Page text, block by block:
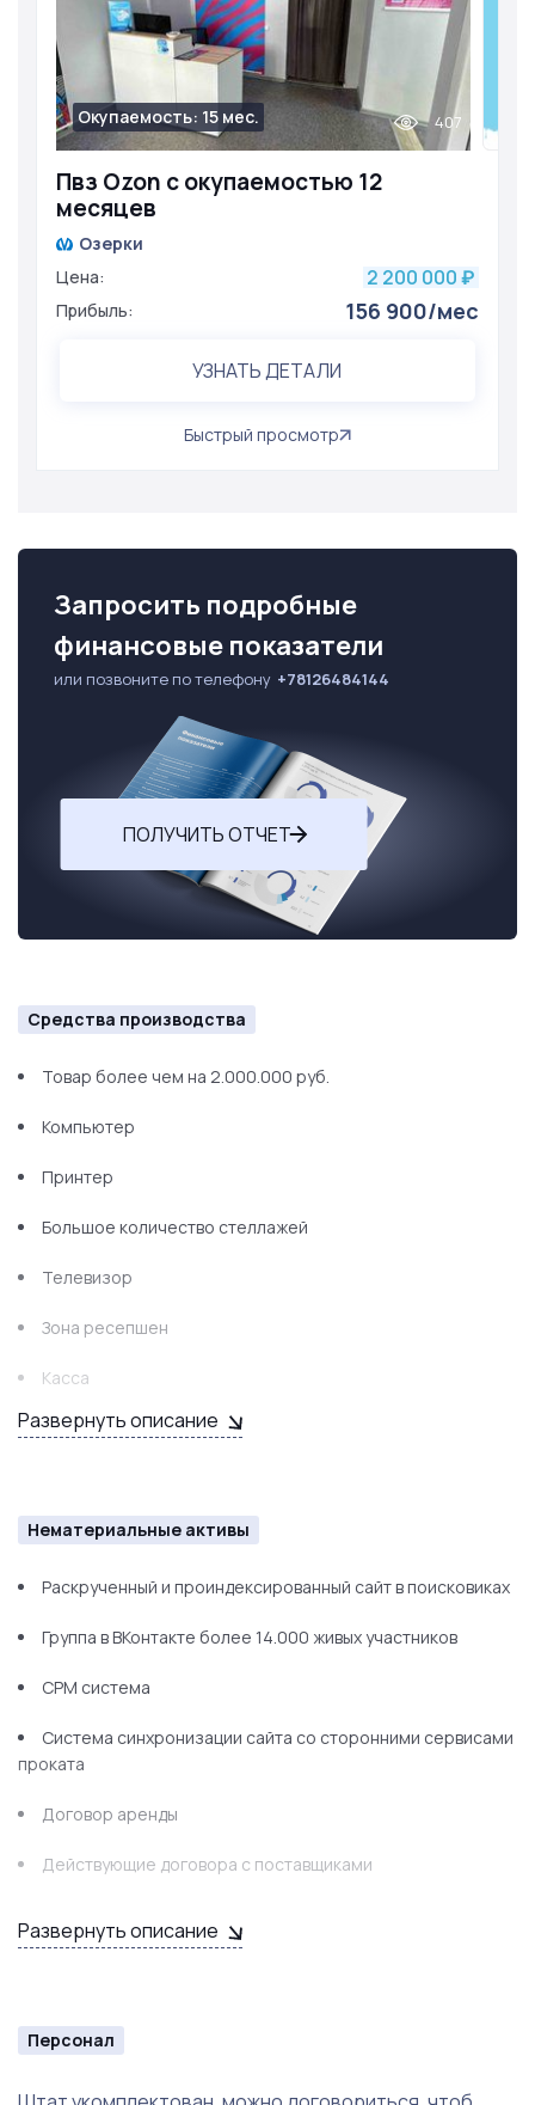
Пвз Ozon с окупаемостью 12
месяцев
Окупаемость: 15 мес. 407
Озерки
Цена:
2 200 000 ₽
Прибыль: 156 900/мес
УЗНАТЬ ДЕТАЛИ
Быстрый просмотр
Запросить подробные
финансовые показатели
или позвоните по телефону +78126484144
ПОЛУЧИТЬ ОТЧЕТ
Средства производства
Товар более чем на 2.000.000 руб.
Компьютер
Принтер
Большое количество стеллажей
Телевизор
Зона ресепшен
Касса
Развернуть описание
Нематериальные активы
Раскрученный и проиндексированный сайт в поисковиках
Группа в ВКонтакте более 14.000 живых участников
СРМ система
Система синхронизации сайта со сторонними сервисами
проката
Договор аренды
Действующие договора с поставщиками
Развернуть описание
Персонал